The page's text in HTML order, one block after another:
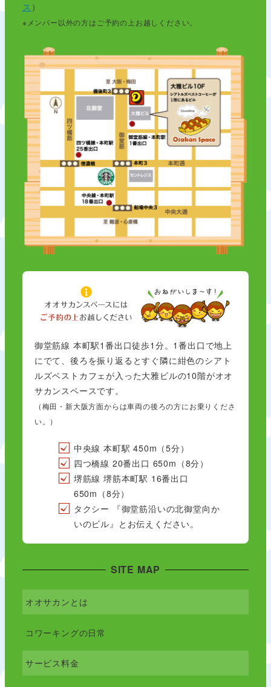
ス ）
※メンバー以外の方はご予約の上お越しください。
御堂筋線 本町駅1番出口徒歩1分。1番出口で地上
にでて、後ろを振り返るとすぐ隣に紺色のシアト
ルズベストカフェが入った大雅ビルの10階がオオ
サカンスペースです。
（梅田・新大阪方面からは車両の後ろの方にお乗りくださ
い。）
中央線 本町駅 450m（5分）
四つ橋線 20番出口 650m（8分）
堺筋線 堺筋本町駅 16番出口
650m（8分）
タクシー 『御堂筋沿いの北御堂向か
いのビル』とお伝えください。
SITE MAP
オオサカンとは
コワーキングの日常
サービス料金